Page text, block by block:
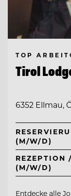
TOP
Tirol
6352 Ellmau,
(M/W/D)
REZEPTION
(M/W/D)
Entdecke alle